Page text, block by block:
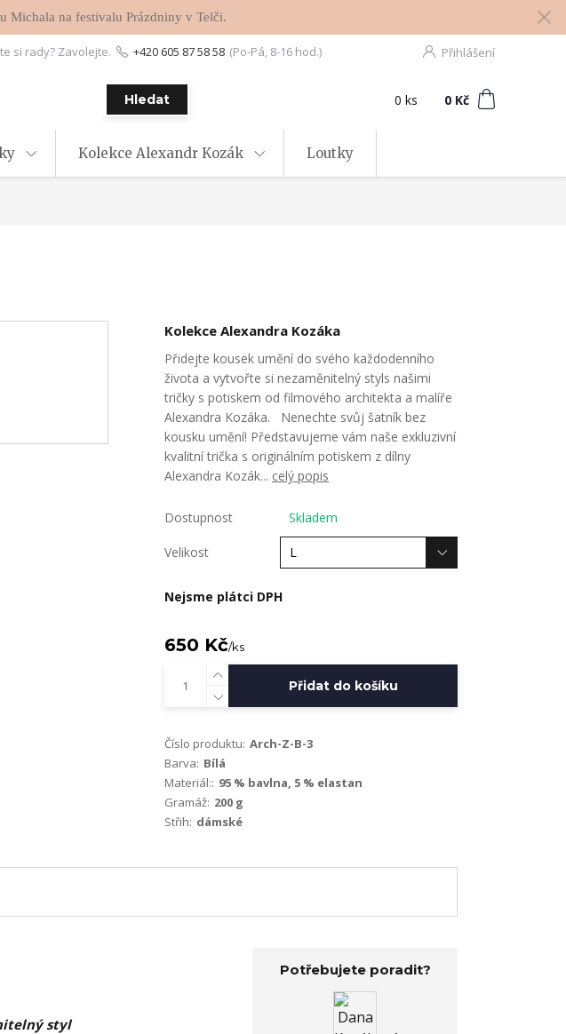
Michala na festivalu Prázdniny v Telči.
Přihlášení
Hledat
si rady? Zavolejte. +420 605 87 58 58 (Po-Pá, 8-16 hod.)
0 ks 0 Kč
Kolekce Alexandr Kozák Loutky
Kolekce Alexandra Kozáka
Přidejte kousek umění do svého každodenního
života a vytvořte si nezaměnitelný styls našimi
tričky s potiskem od filmového architekta a malíře
Alexandra Kozáka. Nenechte svůj šatník bez
kousku umění! Představujeme vám naše exkluzivní
kvalitní trička s originálním potiskem z dílny
Alexandra Kozák... celý popis
Dostupnost Skladem
Velikost
Nejsme plátci DPH
650 Kč/ks
Přidat do košíku
Číslo produktu: Arch-Z-B-3
Barva: Bílá
Materiál:: 95 % bavlna, 5 % elastan
Gramáž: 200 g
Střih: dámské
styl
Potřebujete poradit?